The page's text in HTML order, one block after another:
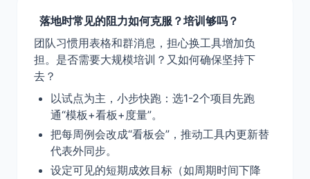
落地时常见的阻力如何克服？培训够吗？
团队习惯用表格和群消息，担心换工具增加负
担。是否需要大规模培训？又如何确保坚持下
去？
以试点为主，小步快跑：选1-2个项目先跑
通“模板+看板+度量”。
把每周例会改成“看板会”，推动工具内更新替
代表外同步。
设定可见的短期成效目标（如周期时间下降